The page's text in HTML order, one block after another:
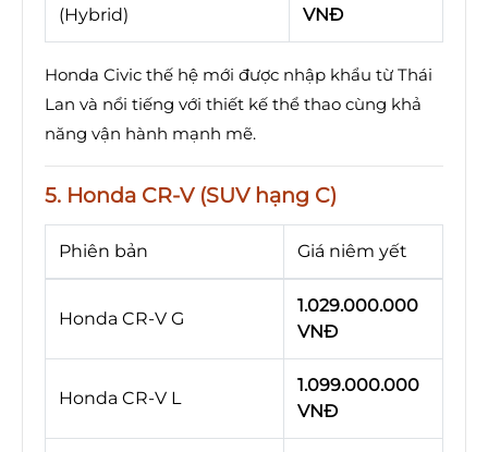
(Hybrid)
VNĐ
Honda Civic thế hệ mới được nhập khẩu từ Thái
Lan và nổi tiếng với thiết kế thể thao cùng khả
năng vận hành mạnh mẽ.
5. Honda CR-V (SUV hạng C)
Phiên bản Giá niêm yết
Honda CR-V G
1.029.000.000
VNĐ
Honda CR-V L
1.099.000.000
VNĐ